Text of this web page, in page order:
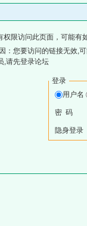
权限访问此页面，可能有
：您要访问的链接无效,
,请先登录论坛
登录
用户名
密 码
隐身登录